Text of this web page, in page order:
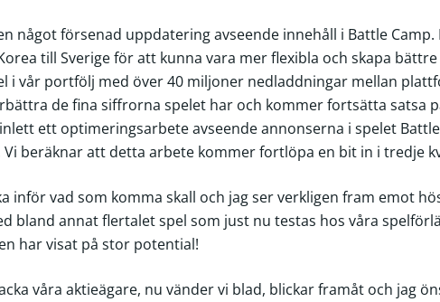
något försenad uppdatering avseende innehåll i Battle
till Sverige för att kunna vara mer flexibla och skapa
i vår portfölj med över 40 miljoner nedladdningar mellan
de fina siffrorna spelet har och kommer fortsätta satsa
ett optimeringsarbete avseende annonserna i spelet
beräknar att detta arbete kommer fortlöpa en bit in i tredje
inför vad som komma skall och jag ser verkligen fram emot
bland annat flertalet spel som just nu testas hos våra
har visat på stor potential!
våra aktieägare, nu vänder vi blad, blickar framåt och jag